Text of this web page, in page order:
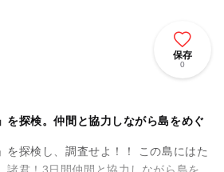
保存
0
を探検。仲間と協力しながら島をめぐ
を探検し、調査せよ！！ この島にはた
諸君！3日間仲間と協力しながら島を